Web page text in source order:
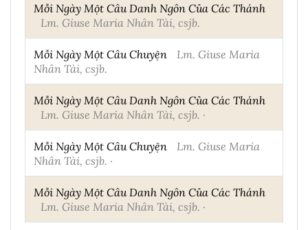
Mỗi Ngày Một Câu Danh Ngôn Của Các Thánh
Lm. Giuse Maria Nhân Tài, csjb.
Mỗi Ngày Một Câu Chuyện
Lm. Giuse Maria
Nhân Tài, csjb.
Mỗi Ngày Một Câu Danh Ngôn Của Các Thánh
Lm. Giuse Maria Nhân Tài, csjb. ·
Mỗi Ngày Một Câu Chuyện
Lm. Giuse Maria
Nhân Tài, csjb. ·
Mỗi Ngày Một Câu Danh Ngôn Của Các Thánh
Lm. Giuse Maria Nhân Tài, csjb. ·